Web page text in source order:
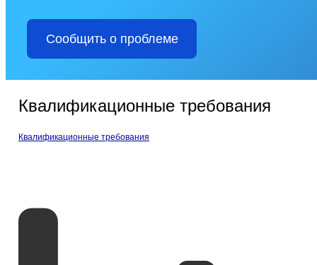
Сообщить о проблеме
Квалификационные требования
Квалификационные требования